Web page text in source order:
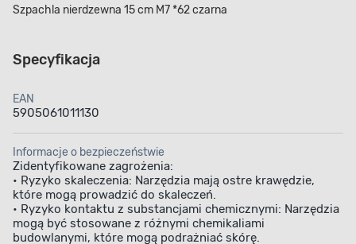
Szpachla nierdzewna 15 cm M7 *62 czarna
Specyfikacja
EAN
5905061011130
Informacje o bezpieczeństwie
Zidentyfikowane zagrożenia:
• Ryzyko skaleczenia: Narzędzia mają ostre krawędzie,
które mogą prowadzić do skaleczeń.
• Ryzyko kontaktu z substancjami chemicznymi: Narzędzia
mogą być stosowane z różnymi chemikaliami
budowlanymi, które mogą podrażniać skórę.